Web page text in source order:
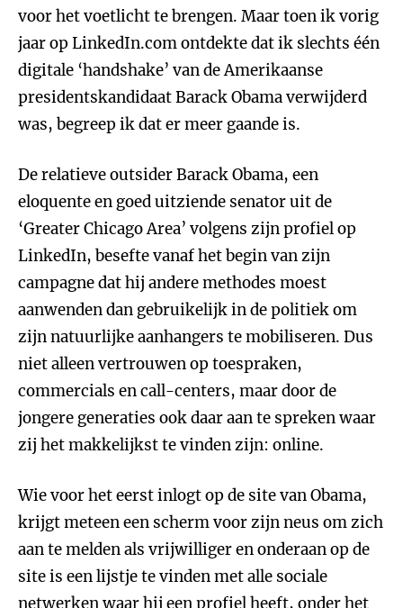
voor het voetlicht te brengen. Maar toen ik vorig
jaar op LinkedIn.com ontdekte dat ik slechts één
digitale ‘handshake’ van de Amerikaanse
presidentskandidaat Barack Obama verwijderd
was, begreep ik dat er meer gaande is.
De relatieve outsider Barack Obama, een
eloquente en goed uitziende senator uit de
‘Greater Chicago Area’ volgens zijn profiel op
LinkedIn, besefte vanaf het begin van zijn
campagne dat hij andere methodes moest
aanwenden dan gebruikelijk in de politiek om
zijn natuurlijke aanhangers te mobiliseren. Dus
niet alleen vertrouwen op toespraken,
commercials en call-centers, maar door de
jongere generaties ook daar aan te spreken waar
zij het makkelijkst te vinden zijn: online.
Wie voor het eerst inlogt op de site van Obama,
krijgt meteen een scherm voor zijn neus om zich
aan te melden als vrijwilliger en onderaan op de
site is een lijstje te vinden met alle sociale
netwerken waar hij een profiel heeft, onder het